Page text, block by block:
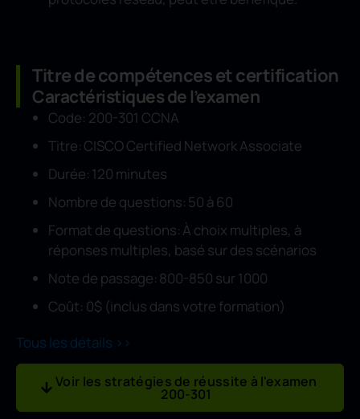
Titre de compétences et certification
Caractéristiques de l’examen
Code: 200-301 CCNA
Titre: CISCO Certified Network Associate
Durée: 120 minutes
Nombre de questions: 50 à 60
Format de questions: À choix multiples, à
réponses multiples, basé sur des scénarios
Note de passage: 800-850 sur 1000
Coût: 0$ (inclus dans votre formation)
Tous les détails >>
Voir les stratégies de réussite à l'examen
200-301